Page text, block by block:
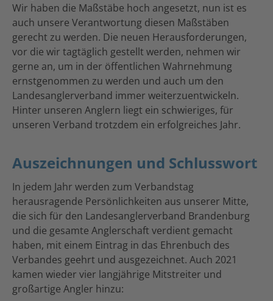
Wir haben die Maßstäbe hoch angesetzt, nun ist es
auch unsere Verantwortung diesen Maßstäben
gerecht zu werden. Die neuen Herausforderungen,
vor die wir tagtäglich gestellt werden, nehmen wir
gerne an, um in der öffentlichen Wahrnehmung
ernstgenommen zu werden und auch um den
Landesanglerverband immer weiterzuentwickeln.
Hinter unseren Anglern liegt ein schwieriges, für
unseren Verband trotzdem ein erfolgreiches Jahr.
Auszeichnungen und Schlusswort
In jedem Jahr werden zum Verbandstag
herausragende Persönlichkeiten aus unserer Mitte,
die sich für den Landesanglerverband Brandenburg
und die gesamte Anglerschaft verdient gemacht
haben, mit einem Eintrag in das Ehrenbuch des
Verbandes geehrt und ausgezeichnet. Auch 2021
kamen wieder vier langjährige Mitstreiter und
großartige Angler hinzu: